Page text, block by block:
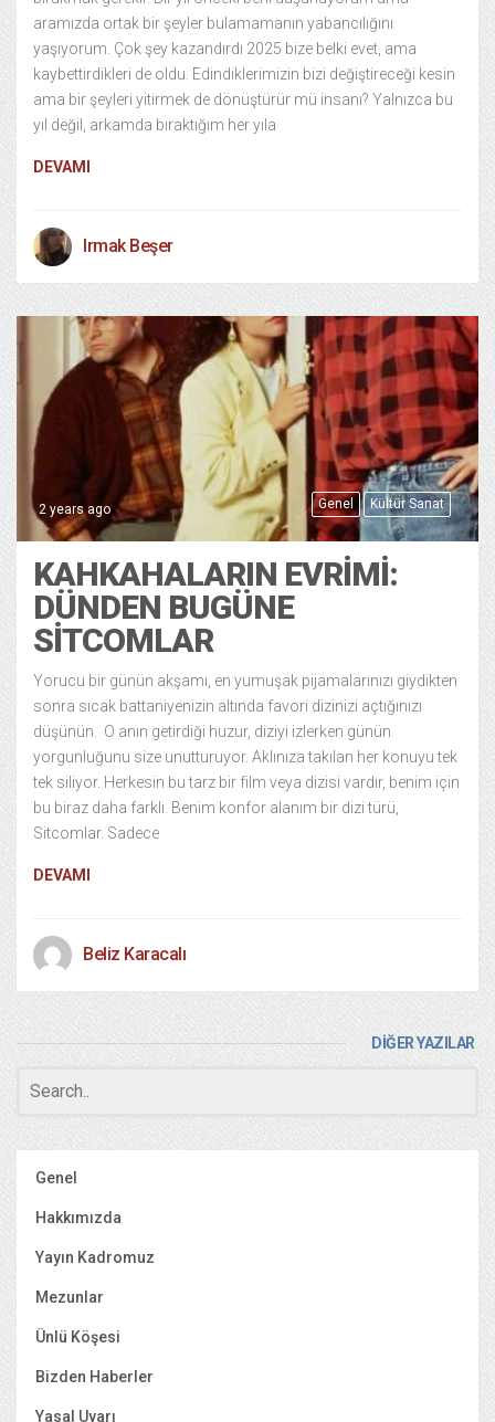
aramızda ortak bir şeyler bulamamanın yabancılığını
yaşıyorum. Çok şey kazandırdı 2025 bize belki evet, ama
kaybettirdikleri de oldu. Edindiklerimizin bizi değiştireceği kesin
ama bir şeyleri yitirmek de dönüştürür mü insanı? Yalnızca bu
yıl değil, arkamda bıraktığım her yıla
DEVAMI
Irmak Beşer
Genel Kültür Sanat
2 years ago
KAHKAHALARIN EVRIMI:
DÜNDEN BUGÜNE
SITCOMLAR
Yorucu bir günün akşamı, en yumuşak pijamalarınızı giydikten
sonra sıcak battaniyenizin altında favori dizinizi açtığınızı
düşünün. O anın getirdiği huzur, diziyi izlerken günün
yorgunluğunu size unutturuyor. Aklınıza takılan her konuyu tek
tek siliyor. Herkesin bu tarz bir film veya dizisi vardır, benim için
bu biraz daha farklı. Benim konfor alanım bir dizi türü,
Sitcomlar. Sadece
DEVAMI
Beliz Karacalı
DİĞER YAZILAR
Genel
Hakkımızda
Yayın Kadromuz
Mezunlar
Ünlü Köşesi
Bizden Haberler
Yasal Uyarı